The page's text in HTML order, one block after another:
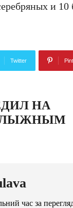
и 10
Twitter
НА
ЛЫЖНЫМ
час за